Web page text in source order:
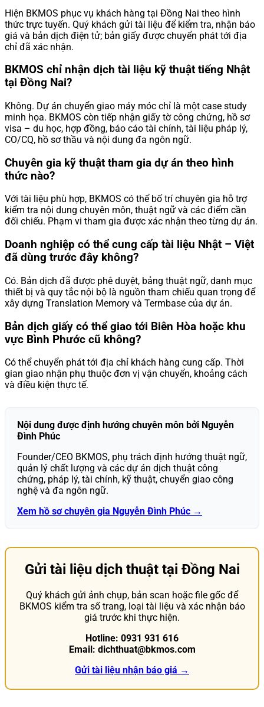
Hiện BKMOS phục vụ khách hàng tại Đồng Nai theo hình
thức trực tuyến. Quý khách gửi tài liệu để kiểm tra, nhận báo
giá và bản dịch điện tử; bản giấy được chuyển phát tới địa
chỉ đã xác nhận.
BKMOS chỉ nhận dịch tài liệu kỹ thuật tiếng Nhật
tại Đồng Nai?
Không. Dự án chuyển giao máy móc chỉ là một case study
minh họa. BKMOS còn tiếp nhận giấy tờ công chứng, hồ sơ
visa – du học, hợp đồng, báo cáo tài chính, tài liệu pháp lý,
CO/CQ, hồ sơ thầu và nội dung đa ngôn ngữ.
Chuyên gia kỹ thuật tham gia dự án theo hình
thức nào?
Với tài liệu phù hợp, BKMOS có thể bố trí chuyên gia hỗ trợ
kiểm tra nội dung chuyên môn, thuật ngữ và các điểm cần
đối chiếu. Phạm vi tham gia được xác nhận theo từng dự án.
Doanh nghiệp có thể cung cấp tài liệu Nhật – Việt
đã dùng trước đây không?
Có. Bản dịch đã được phê duyệt, bảng thuật ngữ, danh mục
thiết bị và quy tắc nội bộ là nguồn tham chiếu quan trọng để
xây dựng Translation Memory và Termbase của dự án.
Bản dịch giấy có thể giao tới Biên Hòa hoặc khu
vực Bình Phước cũ không?
Có thể chuyển phát tới địa chỉ khách hàng cung cấp. Thời
gian giao nhận phụ thuộc đơn vị vận chuyển, khoảng cách
và điều kiện thực tế.
Nội dung được định hướng chuyên môn bởi Nguyễn
Đình Phúc
Founder/CEO BKMOS, phụ trách định hướng thuật ngữ,
quản lý chất lượng và các dự án dịch thuật công
chứng, pháp lý, tài chính, kỹ thuật, chuyển giao công
nghệ và đa ngôn ngữ.
Xem hồ sơ chuyên gia Nguyễn Đình Phúc →
Gửi tài liệu dịch thuật tại Đồng Nai
Quý khách gửi ảnh chụp, bản scan hoặc file gốc để
BKMOS kiểm tra số trang, loại tài liệu và xác nhận báo
giá trước khi thực hiện.
Hotline: 0931 931 616
Email: dichthuat@bkmos.com
Gửi tài liệu nhận báo giá →